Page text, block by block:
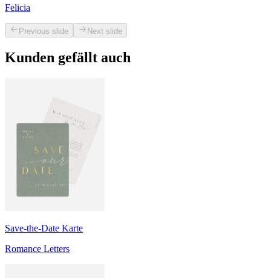
Felicia
Previous slide Next slide
Kunden gefällt auch
Save-the-Date Karte
Romance Letters